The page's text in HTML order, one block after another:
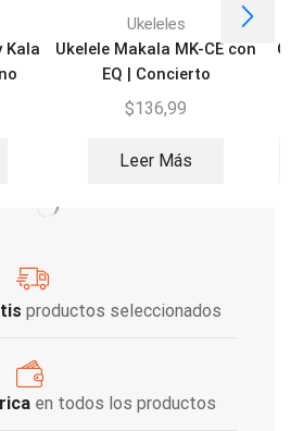
Kala
Ukeleles
Ukelele Makala MK-CE con
EQ | Concierto
$136,99
Leer Más
productos seleccionados
en todos los productos